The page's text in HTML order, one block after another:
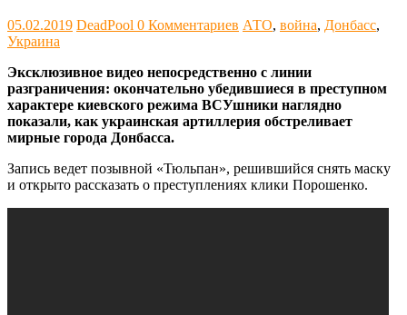
05.02.2019 DeadPool 0 Комментариев АТО, война, Донбасс,
Украина
Эксклюзивное видео непосредственно с линии
разграничения: окончательно убедившиеся в преступном
характере киевского режима ВСУшники наглядно
показали, как украинская артиллерия обстреливает
мирные города Донбасса.
Запись ведет позывной «Тюльпан», решившийся снять маску
и открыто рассказать о преступлениях клики Порошенко.